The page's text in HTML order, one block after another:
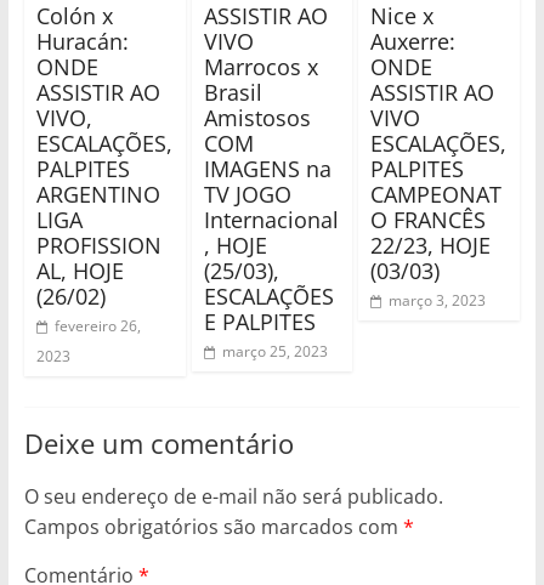
Colón x
Huracán:
ONDE
ASSISTIR AO
VIVO,
ESCALAÇÕES,
PALPITES
ARGENTINO
LIGA
PROFISSION
AL, HOJE
(26/02)
fevereiro 26,
2023
ASSISTIR AO
VIVO
Marrocos x
Brasil
Amistosos
COM
IMAGENS na
TV JOGO
Internacional
, HOJE
(25/03),
ESCALAÇÕES
E PALPITES
março 25, 2023
Nice x
Auxerre:
ONDE
ASSISTIR AO
VIVO
ESCALAÇÕES,
PALPITES
CAMPEONAT
O FRANCÊS
22/23, HOJE
(03/03)
março 3, 2023
Deixe um comentário
O seu endereço de e-mail não será publicado.
Campos obrigatórios são marcados com *
Comentário *